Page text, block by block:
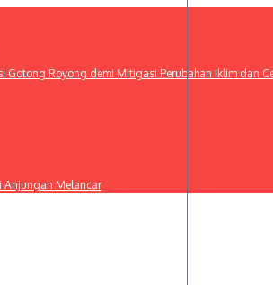
Royong demi Mitigasi Perubahan Iklim dan
Anjungan Melancar